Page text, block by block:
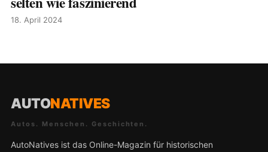
18. April 2024
AUTONATIVES
Autos. Menschen. Geschichten.
AutoNatives ist das Online-Magazin für historischen